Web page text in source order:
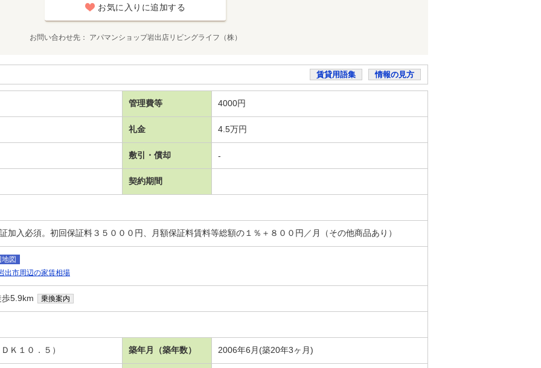
お気に入りに追加する
お問い合わせ先 アパマンショップ岩出店リビングライフ（株）
賃貸用語集 情報の見方
管理費等 4000円
礼金 4.5万円
敷引・償却 -
契約期間
加入必須。初回保証料３５０００円、月額保証料賃料等総額の１％＋８００円／月（その他商品あり）
図
出市周辺の家賃相場
5.9km 乗換案内
１０．５） 築年月（築年数） 2006年6月(築20年3ヶ月)